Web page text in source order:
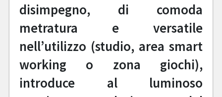
disimpegno, di comoda
metratura e versatile
nell’utilizzo (studio, area smart
working o zona giochi),
introduce al luminoso